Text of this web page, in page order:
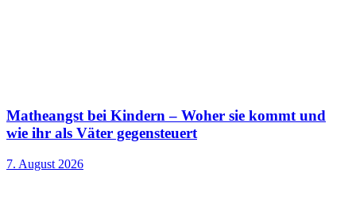
Matheangst bei Kindern – Woher sie kommt und
wie ihr als Väter gegensteuert
7. August 2026